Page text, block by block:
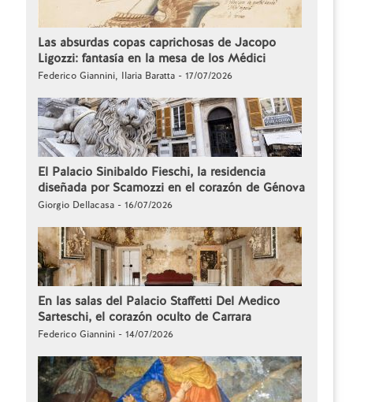
Las absurdas copas caprichosas de Jacopo
Ligozzi: fantasía en la mesa de los Médici
Federico Giannini, Ilaria Baratta - 17/07/2026
El Palacio Sinibaldo Fieschi, la residencia
diseñada por Scamozzi en el corazón de Génova
Giorgio Dellacasa - 16/07/2026
En las salas del Palacio Staffetti Del Medico
Sarteschi, el corazón oculto de Carrara
Federico Giannini - 14/07/2026